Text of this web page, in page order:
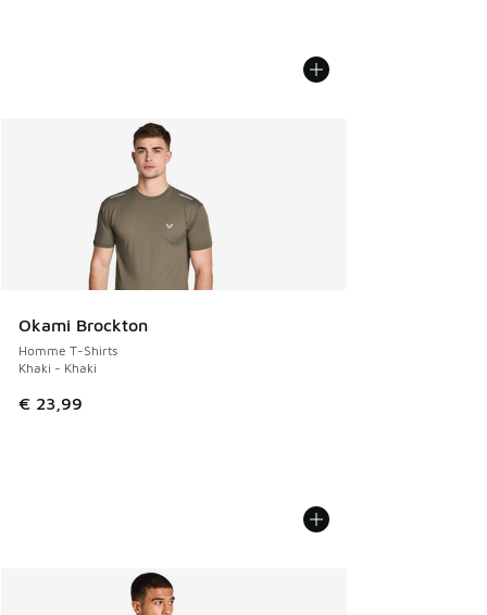
Okami Brockton
Homme T-Shirts
Khaki - Khaki
€ 23,99